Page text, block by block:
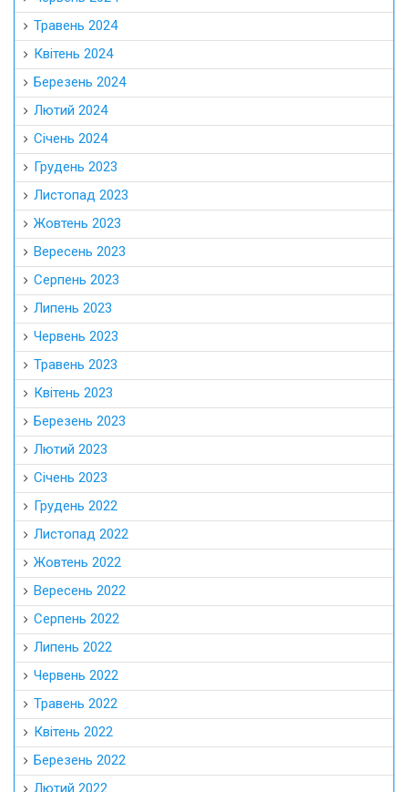
Травень 2024
Квітень 2024
Березень 2024
Лютий 2024
Січень 2024
Грудень 2023
Листопад 2023
Жовтень 2023
Вересень 2023
Серпень 2023
Липень 2023
Червень 2023
Травень 2023
Квітень 2023
Березень 2023
Лютий 2023
Січень 2023
Грудень 2022
Листопад 2022
Жовтень 2022
Вересень 2022
Серпень 2022
Липень 2022
Червень 2022
Травень 2022
Квітень 2022
Березень 2022
Лютий 2022